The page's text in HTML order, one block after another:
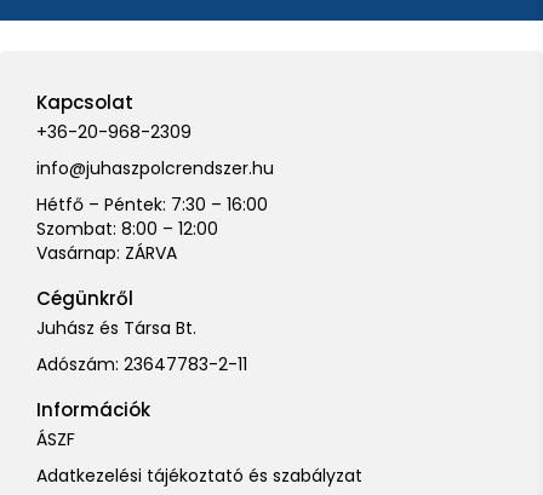
Kapcsolat
+36-20-968-2309
info@juhaszpolcrendszer.hu
Hétfő – Péntek: 7:30 – 16:00
Szombat: 8:00 – 12:00
Vasárnap: ZÁRVA
Cégünkről
Juhász és Társa Bt.
Adószám: 23647783-2-11
Információk
ÁSZF
Adatkezelési tájékoztató és szabályzat